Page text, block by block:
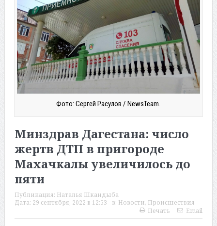
Фото: Сергей Расулов / NewsTeam.
Минздрав Дагестана: число
жертв ДТП в пригороде
Махачкалы увеличилось до
пяти
Публикация: Наталья Шкандыба
Дата: 29 сентября, 2022 в 12:53 в: Новости, Происшествия
Печать
Email